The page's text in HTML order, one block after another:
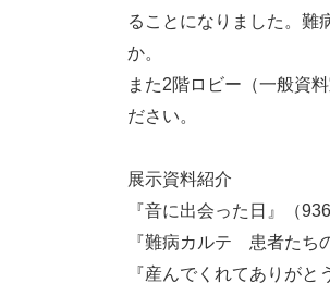
ることになりました。難
か。
また2階ロビー（一般資
ださい。
展示資料紹介
『音に出会った日』（
『難病カルテ 患者たち
『産んでくれてありが